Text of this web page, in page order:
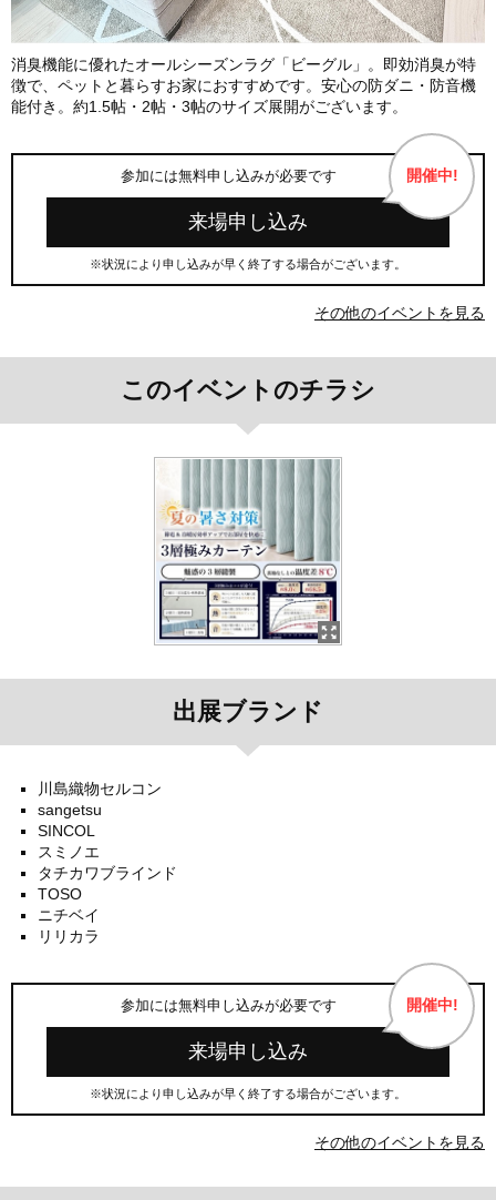
消臭機能に優れたオールシーズンラグ「ビーグル」。即効消臭が特
徴で、ペットと暮らすお家におすすめです。安心の防ダニ・防音機
能付き。約1.5帖・2帖・3帖のサイズ展開がございます。
参加には無料申し込みが必要です 開催中!
来場申し込み
※状況により申し込みが早く終了する場合がございます。
その他のイベントを見る
このイベントのチラシ
出展ブランド
川島織物セルコン
sangetsu
SINCOL
スミノエ
タチカワブラインド
TOSO
ニチベイ
リリカラ
参加には無料申し込みが必要です 開催中!
来場申し込み
※状況により申し込みが早く終了する場合がございます。
その他のイベントを見る